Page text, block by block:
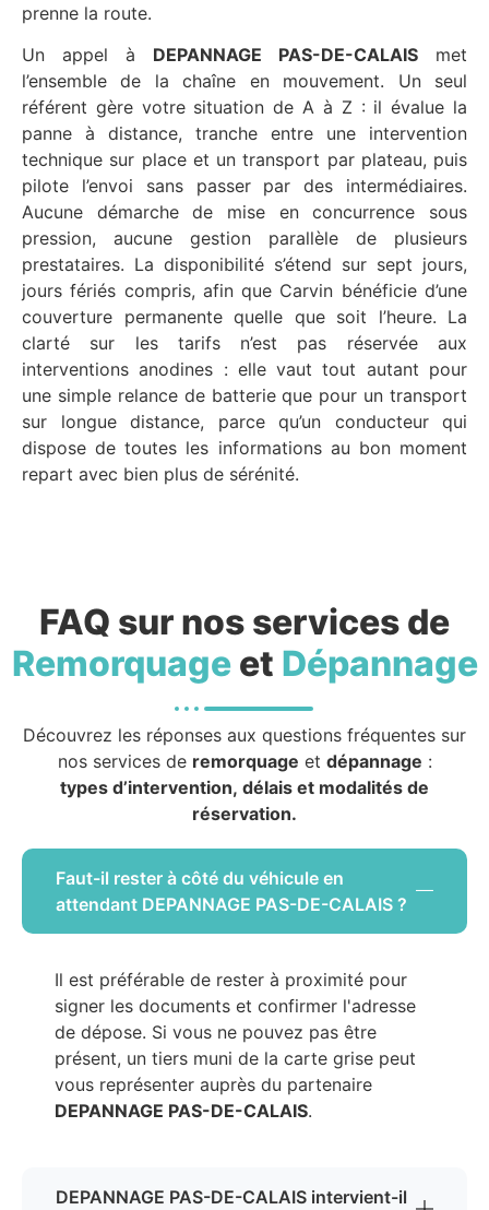
prenne la route.
Un appel à DEPANNAGE PAS-DE-CALAIS met
l’ensemble de la chaîne en mouvement. Un seul
référent gère votre situation de A à Z : il évalue la
panne à distance, tranche entre une intervention
technique sur place et un transport par plateau, puis
pilote l’envoi sans passer par des intermédiaires.
Aucune démarche de mise en concurrence sous
pression, aucune gestion parallèle de plusieurs
prestataires. La disponibilité s’étend sur sept jours,
jours fériés compris, afin que Carvin bénéficie d’une
couverture permanente quelle que soit l’heure. La
clarté sur les tarifs n’est pas réservée aux
interventions anodines : elle vaut tout autant pour
une simple relance de batterie que pour un transport
sur longue distance, parce qu’un conducteur qui
dispose de toutes les informations au bon moment
repart avec bien plus de sérénité.
FAQ sur nos services de
Remorquageet Dépannage
Découvrez les réponses aux questions fréquentes sur
nos services de remorquage et dépannage :
types d’intervention, délais et modalités de
réservation.
Faut-il rester à côté du véhicule en
attendant DEPANNAGE PAS-DE-CALAIS ?
Il est préférable de rester à proximité pour
signer les documents et confirmer l'adresse
de dépose. Si vous ne pouvez pas être
présent, un tiers muni de la carte grise peut
vous représenter auprès du partenaire
DEPANNAGE PAS-DE-CALAIS.
DEPANNAGE PAS-DE-CALAIS intervient-il